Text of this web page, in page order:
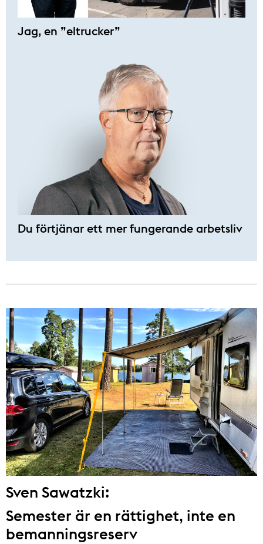
Jag, en ”eltrucker”
Du förtjänar ett mer fungerande arbetsliv
Sven Sawatzki:
Semester är en rättighet, inte en
bemanningsreserv